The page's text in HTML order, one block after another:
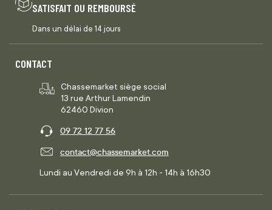
SATISFAIT OU REMBOURSÉ
Dans un délai de 14 jours
CONTACT
Chassemarket siège social
13 rue Arthur Lamendin
62460 Divion
09 72 12 77 56
contact@chassemarket.com
Lundi au Vendredi de 9h à 12h - 14h à 16h30